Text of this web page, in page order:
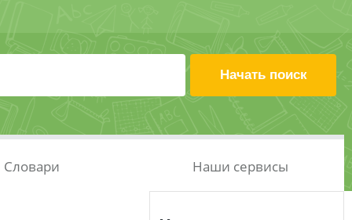
Словари Наши сервисы